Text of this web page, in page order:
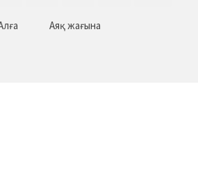
Аяқ жағына